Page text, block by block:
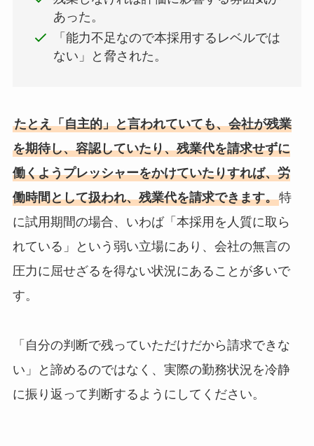
あった。
「能力不足なので本採用するレベルでは
ない」と脅された。
たとえ「自主的」と言われていても、会社が残業
を期待し、容認していたり、残業代を請求せずに
働くようプレッシャーをかけていたりすれば、労
働時間として扱われ、残業代を請求できます。特
に試用期間の場合、いわば「本採用を人質に取ら
れている」という弱い立場にあり、会社の無言の
圧力に屈せざるを得ない状況にあることが多いで
す。
「自分の判断で残っていただけだから請求できな
い」と諦めるのではなく、実際の勤務状況を冷静
に振り返って判断するようにしてください。